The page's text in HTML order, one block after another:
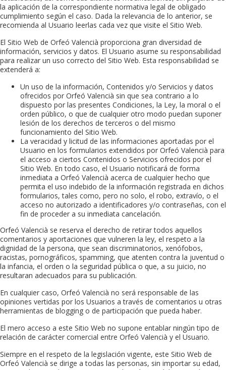
la aplicación de la correspondiente normativa legal de obligado
cumplimiento según el caso. Dada la relevancia de lo anterior, se
recomienda al Usuario leerlas cada vez que visite el Sitio Web.
El Sitio Web de Orfeó Valencià proporciona gran diversidad de
información, servicios y datos. El Usuario asume su responsabilidad
para realizar un uso correcto del Sitio Web. Esta responsabilidad se
extenderá a:
Un uso de la información, Contenidos y/o Servicios y datos
ofrecidos por Orfeó Valencià sin que sea contrario a lo
dispuesto por las presentes Condiciones, la Ley, la moral o el
orden público, o que de cualquier otro modo puedan suponer
lesión de los derechos de terceros o del mismo
funcionamiento del Sitio Web.
La veracidad y licitud de las informaciones aportadas por el
Usuario en los formularios extendidos por Orfeó Valencià para
el acceso a ciertos Contenidos o Servicios ofrecidos por el
Sitio Web. En todo caso, el Usuario notificará de forma
inmediata a Orfeó Valencià acerca de cualquier hecho que
permita el uso indebido de la información registrada en dichos
formularios, tales como, pero no solo, el robo, extravío, o el
acceso no autorizado a identificadores y/o contraseñas, con el
fin de proceder a su inmediata cancelación.
Orfeó Valencià se reserva el derecho de retirar todos aquellos
comentarios y aportaciones que vulneren la ley, el respeto a la
dignidad de la persona, que sean discriminatorios, xenófobos,
racistas, pornográficos, spamming, que atenten contra la juventud o
la infancia, el orden o la seguridad pública o que, a su juicio, no
resultaran adecuados para su publicación.
En cualquier caso, Orfeó Valencià no será responsable de las
opiniones vertidas por los Usuarios a través de comentarios u otras
herramientas de blogging o de participación que pueda haber.
El mero acceso a este Sitio Web no supone entablar ningún tipo de
relación de carácter comercial entre Orfeó Valencià y el Usuario.
Siempre en el respeto de la legislación vigente, este Sitio Web de
Orfeó Valencià se dirige a todas las personas, sin importar su edad,